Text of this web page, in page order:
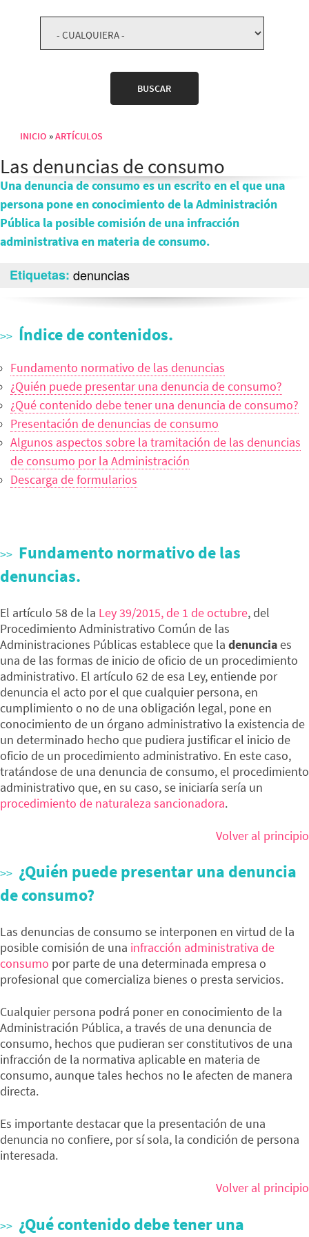
Sobrescribir enlaces de ayuda a la navegación
INICIO ARTÍCULOS
Las denuncias de consumo
Una denuncia de consumo es un escrito en el que una
persona pone en conocimiento de la Administración
Pública la posible comisión de una infracción
administrativa en materia de consumo.
Etiquetas denuncias
Índice de contenidos.
Fundamento normativo de las denuncias
¿Quién puede presentar una denuncia de consumo?
¿Qué contenido debe tener una denuncia de consumo?
Presentación de denuncias de consumo
Algunos aspectos sobre la tramitación de las denuncias
de consumo por la Administración
Descarga de formularios
Fundamento normativo de las
denuncias.
El artículo 58 de la Ley 39/2015, de 1 de octubre, del
Procedimiento Administrativo Común de las
Administraciones Públicas establece que la denunciaes
una de las formas de inicio de oficio de un procedimiento
administrativo. El artículo 62 de esa Ley, entiende por
denuncia el acto por el que cualquier persona, en
cumplimiento o no de una obligación legal, pone en
conocimiento de un órgano administrativo la existencia de
un determinado hecho que pudiera justificar el inicio de
oficio de un procedimiento administrativo. En este caso,
tratándose de una denuncia de consumo, el procedimiento
administrativo que, en su caso, se iniciaría sería un
procedimiento de naturaleza sancionadora.
Volver al principio
¿Quién puede presentar una denuncia
de consumo?
Las denuncias de consumo se interponen en virtud de la
posible comisión de una infracción administrativa de
consumo por parte de una determinada empresa o
profesional que comercializa bienes o presta servicios.
Cualquier persona podrá poner en conocimiento de la
Administración Pública, a través de una denuncia de
consumo, hechos que pudieran ser constitutivos de una
infracción de la normativa aplicable en materia de
consumo, aunque tales hechos no le afecten de manera
directa.
Es importante destacar que la presentación de una
denuncia no confiere, por sí sola, la condición de persona
interesada.
Volver al principio
¿Qué contenido debe tener una